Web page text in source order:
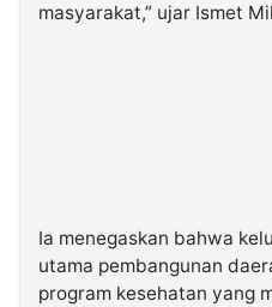
masyarakat,” ujar Ismet
Ia menegaskan bahwa
utama pembangunan
program kesehatan yang